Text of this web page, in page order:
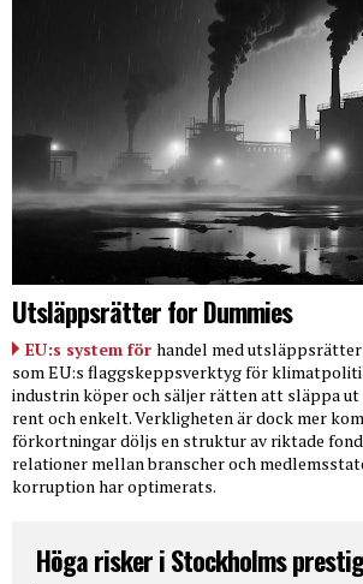
Utsläppsrätter for Dummies
EU:s system för handel med
som EU:s flaggskeppsverktyg för
industrin köper och säljer rätten att släppa
rent och enkelt. Verkligheten är dock mer
förkortningar döljs en struktur av riktade
relationer mellan branscher och
korruption har optimerats.
Höga risker i Stockholms